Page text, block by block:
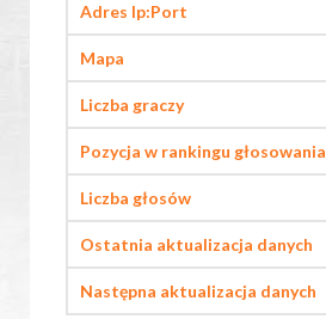
Adres Ip:Port
Mapa
Liczba graczy
Pozycja w rankingu głosowania
Liczba głosów
Ostatnia aktualizacja danych
Następna aktualizacja danych